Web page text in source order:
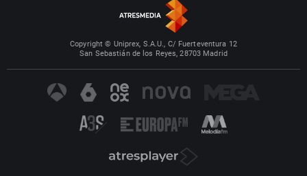
Copyright © Uniprex, S.A.U., C/ Fuerteventura 12
San Sebastián de los Reyes, 28703 Madrid